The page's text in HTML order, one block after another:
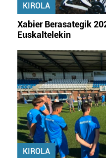
KIROLA
Xabier Berasategik
Euskaltelekin
KIROLA